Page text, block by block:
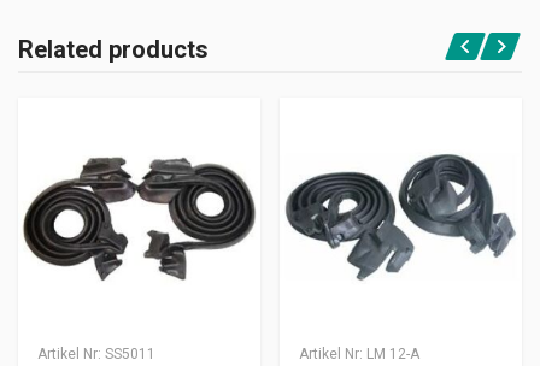
Related products
Artikel Nr: SS5011 Artikel Nr: LM 12-A